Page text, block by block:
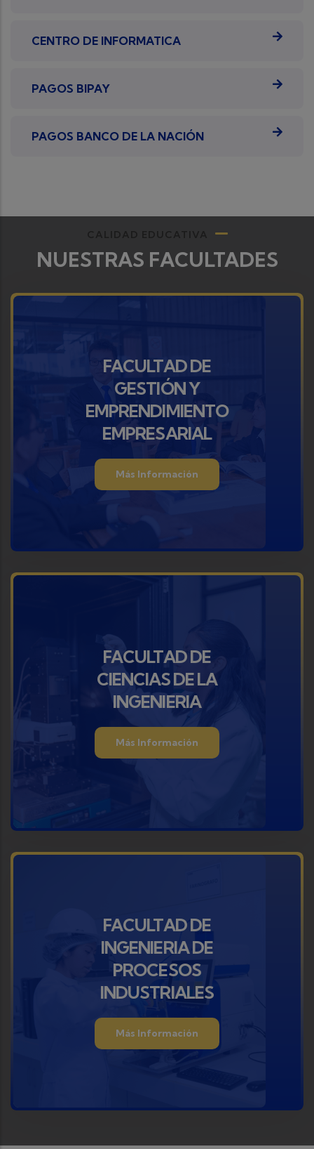
CENTRO DE INFORMATICA
PAGOS BIPAY
PAGOS BANCO DE LA NACIÓN
NUESTRAS FACULTADES
FACULTAD DE
GESTIÓN Y
EMPRENDIMIENTO
EMPRESARIAL
Más Información
FACULTAD DE
CIENCIAS DE LA
INGENIERIA
Más Información
FACULTAD DE
INGENIERIA DE
PROCESOS
INDUSTRIALES
Más Información